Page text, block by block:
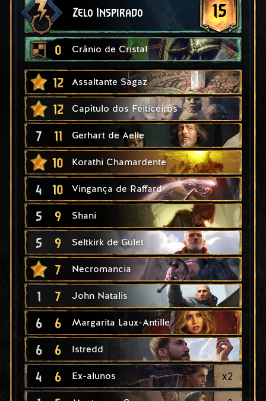
Zelo Inspirado 15
0 Crânio de Cristal
12 Assaltante Sagaz
12 Capítulo dos Feiticeiros
7 11 Gerhart de Aelle
10 Korathi Chamardente
4 10 Vingança de Raffard
5 9 Shani
5 9 Seltkirk de Gulet
7 Necromancia
1 7 John Natalis
6 6 Margarita Laux-Antille
6 6 Istredd
4 6 Ex-alunos x2